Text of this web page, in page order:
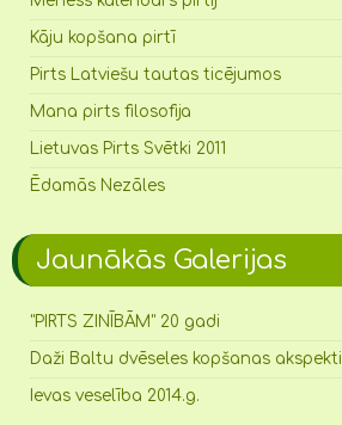
Kāju kopšana pirtī
Pirts Latviešu tautas ticējumos
Mana pirts filosofija
Lietuvas Pirts Svētki 2011
Ēdamās Nezāles
Jaunākās Galerijas
"PIRTS ZINĪBĀM" 20 gadi
Daži Baltu dvēseles kopšanas akspekti
Ievas veselība 2014.g.